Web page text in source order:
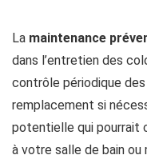
La maintenance
dans l’entretien des
contrôle périodique
remplacement si
potentielle qui pourrait
à votre salle de bain ou